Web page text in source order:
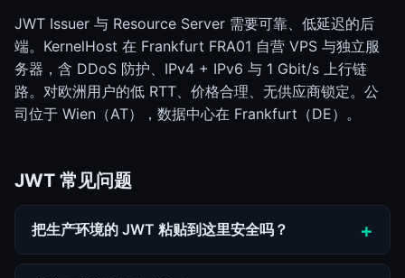
JWT Issuer 与 Resource Server 需要可靠、低延迟的后
端。KernelHost 在 Frankfurt FRA01 自营 VPS 与独立服
务器，含 DDoS 防护、IPv4 + IPv6 与 1 Gbit/s 上行链
路。对欧洲用户的低 RTT、价格合理、无供应商锁定。公
司位于 Wien（AT），数据中心在 Frankfurt（DE）。
JWT 常见问题
把生产环境的 JWT 粘贴到这里安全吗？